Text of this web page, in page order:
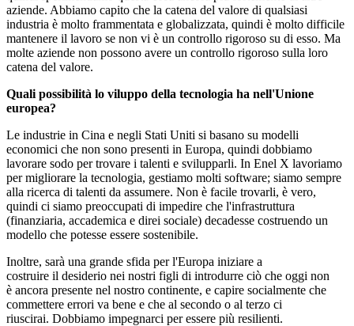
aziende. Abbiamo capito che la catena del valore di qualsiasi
industria è molto frammentata e globalizzata, quindi è molto difficile
mantenere il lavoro se non vi è un controllo rigoroso su di esso. Ma
molte aziende non possono avere un controllo rigoroso sulla loro
catena del valore.
Quali possibilità lo viluppo della tecnologia ha nell'Unione
europea?
Le industrie in Cina e negli Stati Uniti si basano su modelli
economici che non sono presenti in Europa, quindi dobbiamo
lavorare sodo per trovare i talenti e svilupparli. In Enel X lavoriamo
per migliorare la tecnologia, gestiamo molti software; siamo sempre
alla ricerca di talenti da assumere. Non è facile trovarli, è vero,
quindi ci siamo preoccupati di impedire che l'infrastruttura
(finanziaria, accademica e direi sociale) decadesse costruendo un
modello che potesse essere sostenibile.
Inoltre, sarà una grande sfida per l'Europa iniziare a
costruire il desiderio nei nostri figli di introdurre ciò che oggi non
è ancora presente nel nostro continente, e capire socialmente che
commettere errori va bene e che al secondo o al terzo ci
riuscirai. Dobbiamo impegnarci per essere più resilienti.